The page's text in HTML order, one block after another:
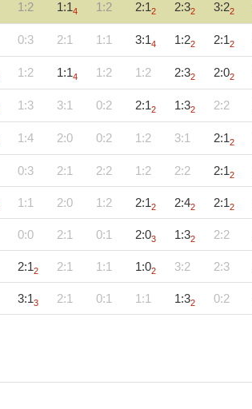
1:2 1:14 1:2 2:12 2:32 3:22
0:3 2:1 1:1 3:14 1:22 2:12
1:2 1:14 1:2 1:2 2:32 2:02
1:3 3:1 0:2 2:12 1:32 2:2
1:4 2:0 0:2 1:2 3:1 2:12
0:3 2:1 2:2 1:2 2:2 2:12
1:1 2:0 1:2 2:12 2:42 2:12
0:0 2:1 0:1 2:03 1:32 2:2
2:12 2:1 1:1 1:02 3:2 2:3
3:13 2:1 0:1 1:1 1:32 0:2